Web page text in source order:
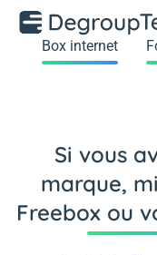
Box internet
Si vous
marque,
Freebox ou